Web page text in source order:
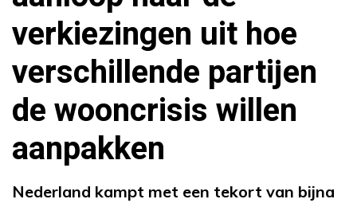
verkiezingen uit hoe
verschillende partijen
de wooncrisis willen
aanpakken
Nederland kampt met een tekort van bijna